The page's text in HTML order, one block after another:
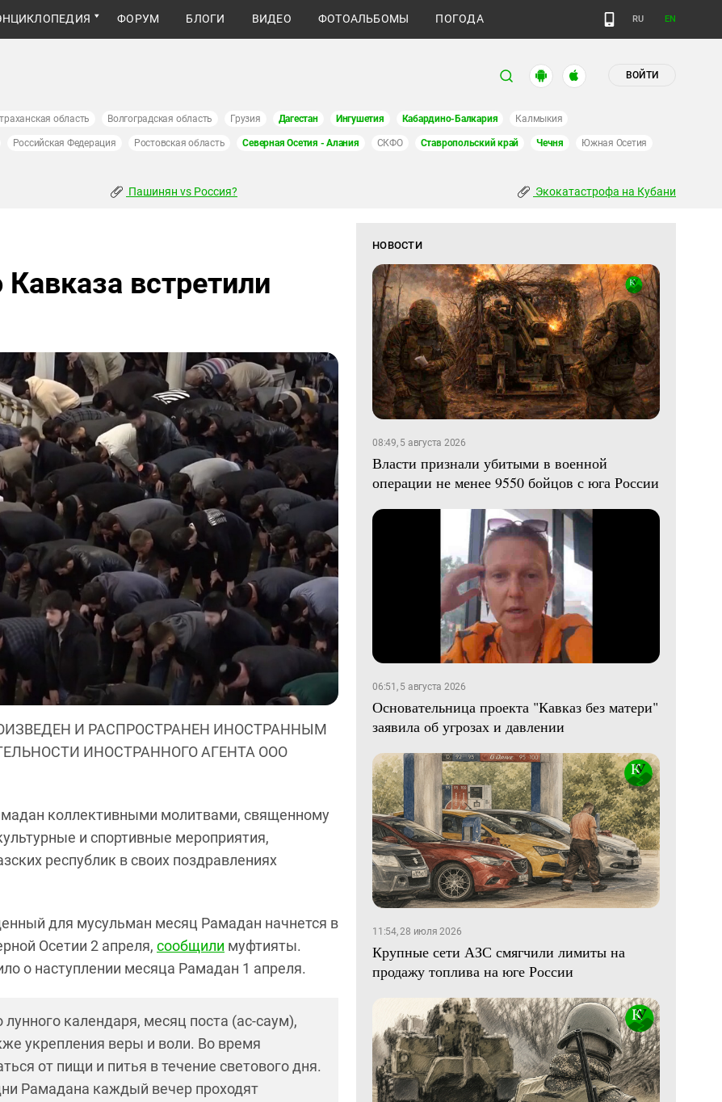
ФОРУМ БЛОГИ ВИДЕО ФОТОАЛЬБОМЫ ПОГОДА RU EN
ВОЙТИ
область Волгоградская область Грузия Дагестан Ингушетия Кабардино-Балкария Калмыкия
Российская Федерация Ростовская область Северная Осетия - Алания СКФО Ставропольский край Чечня Южная Осетия
Пашинян vs Россия? Экокатастрофа на Кубани
встретили
И РАСПРОСТРАНЕН ИНОСТРАННЫМ
ИНОСТРАННОГО АГЕНТА ООО
коллективными молитвами, священному
и спортивные мероприятия,
республик в своих поздравлениях
для мусульман месяц Рамадан начнется в
Осетии 2 апреля, сообщили муфтияты.
о наступлении месяца Рамадан 1 апреля.
календаря, месяц поста (ас-саум),
укрепления веры и воли. Во время
от пищи и питья в течение светового дня.
Рамадана каждый вечер проходят
НОВОСТИ
08:49, 5 августа 2026
Власти признали убитыми в военной
операции не менее 9550 бойцов с юга России
06:51, 5 августа 2026
Основательница проекта "Кавказ без матери"
заявила об угрозах и давлении
11:54, 28 июля 2026
Крупные сети АЗС смягчили лимиты на
продажу топлива на юге России